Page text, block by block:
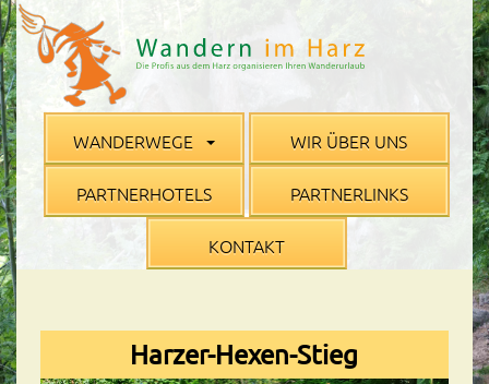
WANDERWEGE WIR ÜBER UNS
PARTNERHOTELS PARTNERLINKS
KONTAKT
Harzer-Hexen-Stieg